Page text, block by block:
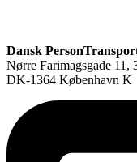
Dansk
Nørre Farimagsgade 11,
DK-1364 København K